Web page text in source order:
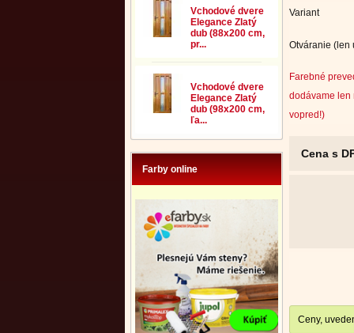
Vchodové dvere
Elegance Zlatý
dub (88x200 cm,
pr...
Vchodové dvere
Elegance Zlatý
dub (98x200 cm,
ľa...
Farby online
Variant
Otváranie (len
Farebné
dodávame
vopred!)
Cena s
Ceny,